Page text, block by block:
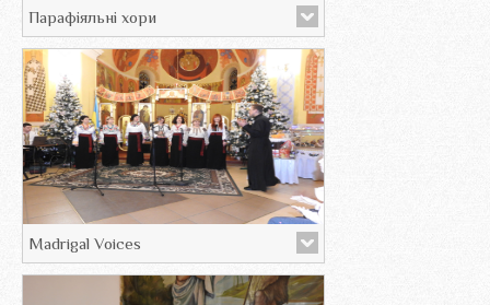
Парафіяльні хори
Madrigal Voices